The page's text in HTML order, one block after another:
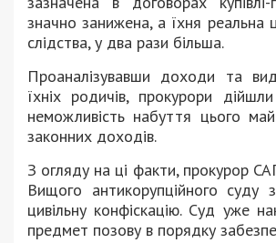
значно занижена, а їхня реальна
слідства, у два рази більша.
Проаналізувавши доходи та
їхніх родичів, прокурори
неможливість набуття цього
законних доходів.
З огляду на ці факти, прокурор
Вищого антикорупційного суду
цивільну конфіскацію. Суд уже
предмет позову в порядку